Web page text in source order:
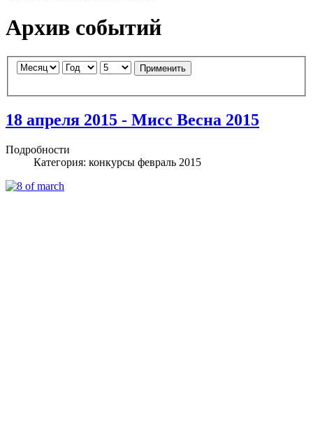
Архив событий
Применить
18 апреля 2015 - Мисс Весна 2015
Подробности
Категория: конкурсы февраль 2015